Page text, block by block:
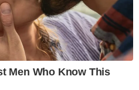
Men Who Know This